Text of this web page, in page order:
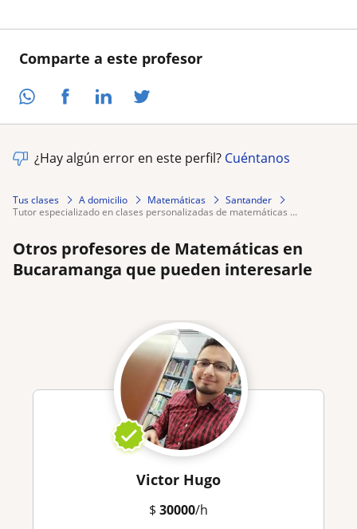
Comparte a este profesor
¿Hay algún error en este perfil? Cuéntanos
Tus clases A domicilio Matemáticas
Santander
tutor especializado en clases personalizadas de matemáticas ...
Otros profesores de Matemáticas en
Bucaramanga que pueden interesarle
Victor Hugo
$ 30000/h